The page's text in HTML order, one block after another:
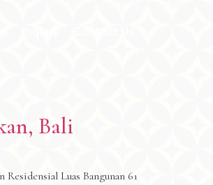
Bali
Luas Bangunan 61